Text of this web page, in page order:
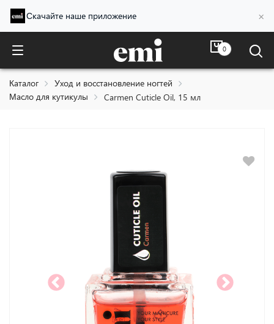
Скачайте наше приложение ×
0
Carmen Cuticle Oil, 15 мл
Каталог
Уход и восстановление ногтей
Масло для кутикулы
Carmen Cuticle Oil, 15 мл